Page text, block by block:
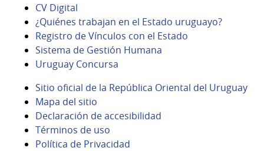
CV Digital
¿Quiénes trabajan en el Estado uruguayo?
Registro de Vínculos con el Estado
Sistema de Gestión Humana
Uruguay Concursa
Sitio oficial de la República Oriental del Uruguay
Mapa del sitio
Declaración de accesibilidad
Términos de uso
Política de Privacidad